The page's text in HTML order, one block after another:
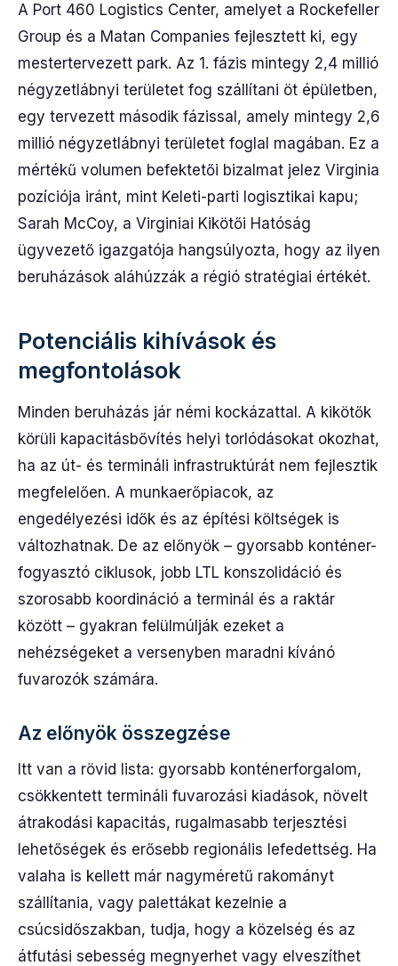
A Port 460 Logistics Center, amelyet a Rockefeller
Group és a Matan Companies fejlesztett ki, egy
mestertervezett park. Az 1. fázis mintegy 2,4 millió
négyzetlábnyi területet fog szállítani öt épületben,
egy tervezett második fázissal, amely mintegy 2,6
millió négyzetlábnyi területet foglal magában. Ez a
mértékű volumen befektetői bizalmat jelez Virginia
pozíciója iránt, mint Keleti-parti logisztikai kapu;
Sarah McCoy, a Virginiai Kikötői Hatóság
ügyvezető igazgatója hangsúlyozta, hogy az ilyen
beruházások aláhúzzák a régió stratégiai értékét.
Potenciális kihívások és
megfontolások
Minden beruházás jár némi kockázattal. A kikötők
körüli kapacitásbővítés helyi torlódásokat okozhat,
ha az út- és termináli infrastruktúrát nem fejlesztik
megfelelően. A munkaerőpiacok, az
engedélyezési idők és az építési költségek is
változhatnak. De az előnyök – gyorsabb konténer-
fogyasztó ciklusok, jobb LTL konszolidáció és
szorosabb koordináció a terminál és a raktár
között – gyakran felülmúlják ezeket a
nehézségeket a versenyben maradni kívánó
fuvarozók számára.
Az előnyök összegzése
Itt van a rövid lista: gyorsabb konténerforgalom,
csökkentett termináli fuvarozási kiadások, növelt
átrakodási kapacitás, rugalmasabb terjesztési
lehetőségek és erősebb regionális lefedettség. Ha
valaha is kellett már nagyméretű rakományt
szállítania, vagy palettákat kezelnie a
csúcsidőszakban, tudja, hogy a közelség és az
átfutási sebesség megnyerhet vagy elveszíthet